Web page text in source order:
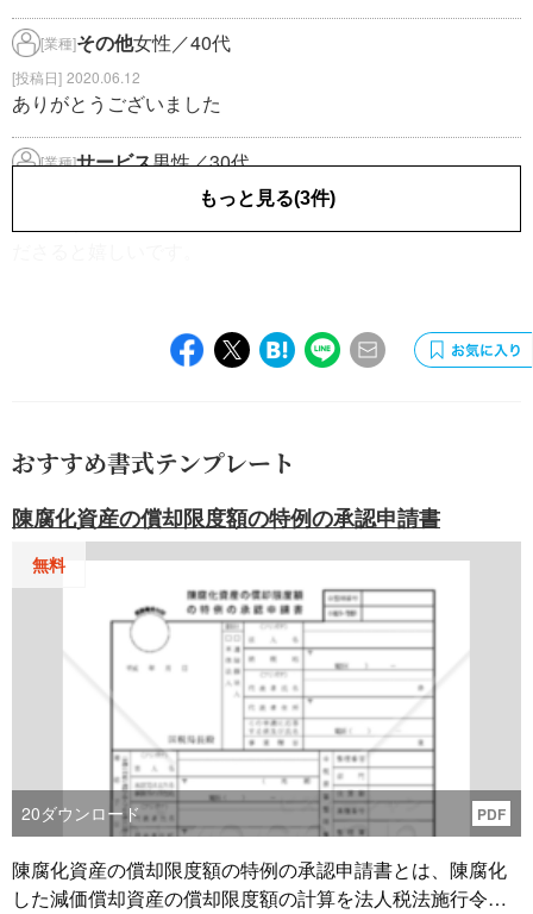
[業種]その他女性／40代
2020.06.12
ありがとうございました
[業種]サービス男性／30代
もっと見る(3件)
おすすめ書式テンプレート
陳腐化資産の償却限度額の特例の承認申請書
無料
20ダウンロード PDF
陳腐化資産の償却限度額の特例の承認申請書とは、陳腐化
した減価償却資産の償却限度額の計算を法人税法施行令第6